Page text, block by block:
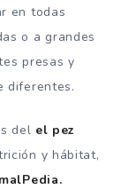
en todas
o a grandes
presas y
diferentes.
del el pez
y hábitat,